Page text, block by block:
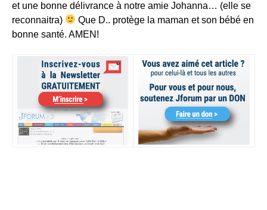
et une bonne délivrance à notre amie Johanna… (elle se
reconnaitra)
Que D.. protège la maman et son bébé en
bonne santé. AMEN!